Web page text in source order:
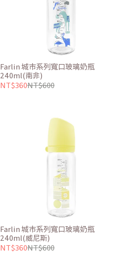
Farlin 城市系列寬口玻璃奶瓶
240ml(南非)
NT$360NT$600
Farlin 城市系列寬口玻璃奶瓶
240ml(威尼斯)
NT$360NT$600